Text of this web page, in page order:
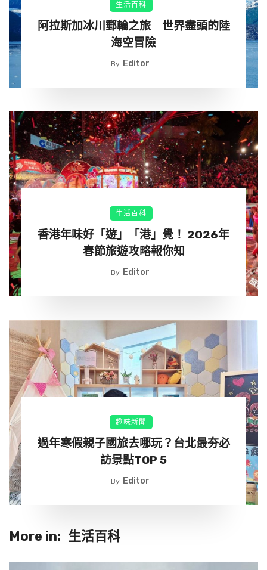
生活百科
阿拉斯加冰川郵輪之旅 世界盡頭的陸
海空冒險
By Editor
生活百科
香港年味好「遊」「港」覺！ 2026年
春節旅遊攻略報你知
By Editor
趣味新聞
過年寒假親子國旅去哪玩？台北最夯必
訪景點TOP 5
By Editor
More in: 生活百科